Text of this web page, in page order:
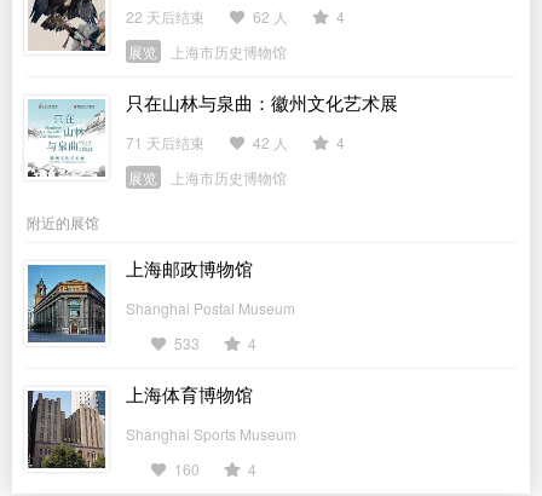
22 天后结束 62 人
4
展览
上海市历史博物馆
只在山林与泉曲：徽州文化艺术展
71 天后结束 42 人
4
展览
上海市历史博物馆
附近的展馆
上海邮政博物馆
Shanghai Postal Museum
533
4
上海体育博物馆
Shanghai Sports Museum
160
4